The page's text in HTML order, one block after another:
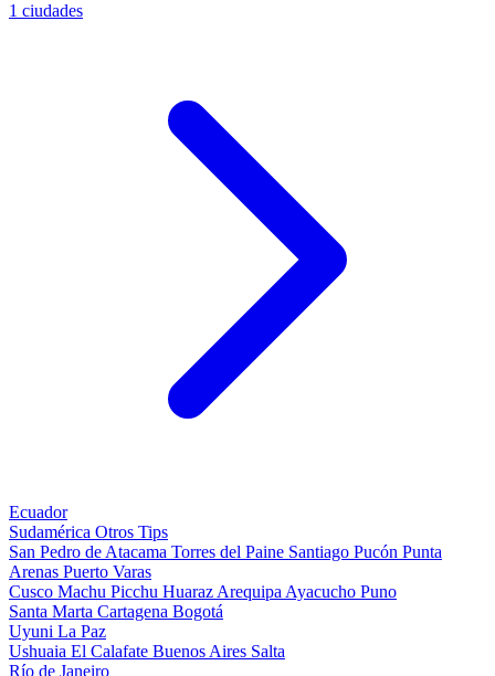
1 ciudades
Ecuador
Sudamérica Otros Tips
San Pedro de Atacama Torres del Paine Santiago Pucón Punta
Arenas Puerto Varas
Cusco Machu Picchu Huaraz Arequipa Ayacucho Puno
Santa Marta Cartagena Bogotá
Uyuni La Paz
Ushuaia El Calafate Buenos Aires Salta
Río de Janeiro